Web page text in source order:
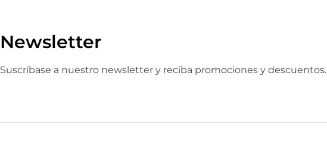
Newsletter
Suscríbase a nuestro newsletter y reciba promociones y descuentos.